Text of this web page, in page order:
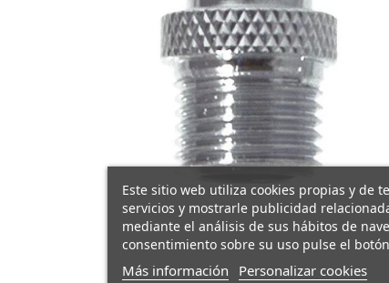
Este sitio web utiliza cookies propias y de
servicios y mostrarle publicidad
mediante el análisis de sus hábitos de
consentimiento sobre su uso pulse el
Más información Personalizar cookies